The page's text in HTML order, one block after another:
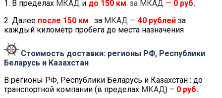
1. В пределах МКАД и до 150 км. за МКАД — 0 руб.
2. Далее после 150 км. за МКАД — 40 рублей за
каждый километр пробега до места назначения
Стоимость доставки: регионы РФ, Республики
Беларусь и Казахстан
В регионы РФ, Республики Беларусь и Казахстан : до
транспортной компании (в пределах МКАД) – 0 руб.